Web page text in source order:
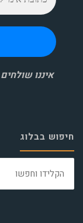
איננו
חיפוש בבלוג